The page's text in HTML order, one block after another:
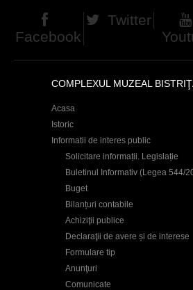
Facebook
Twitter
COMPLEXUL MUZEAL
Acasa
Istoric
Informatii de interes public
Solicitare informații. Legislație
Buletinul Informativ (Legea 544/
Buget
Bilanțuri contabile
Achiziţii publice
Declaraţii de avere și de interese
Formulare tip
Anunţuri
Comunicate